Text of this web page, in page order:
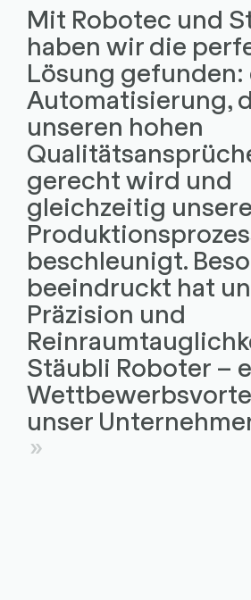
Mit Robotec und
haben wir die
Lösung gefunden:
Automatisierung,
unseren hohen
gerecht wird und
gleichzeitig unsere
beschleunigt.
beeindruckt hat
Präzision und
Stäubli Roboter –
unser